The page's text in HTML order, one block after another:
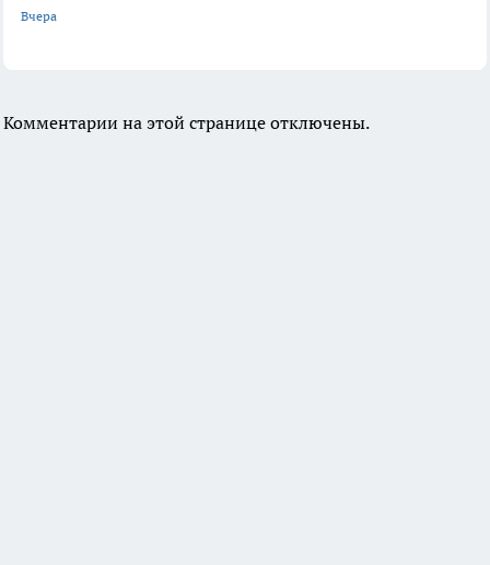
Вчера
Комментарии на этой странице отключены.